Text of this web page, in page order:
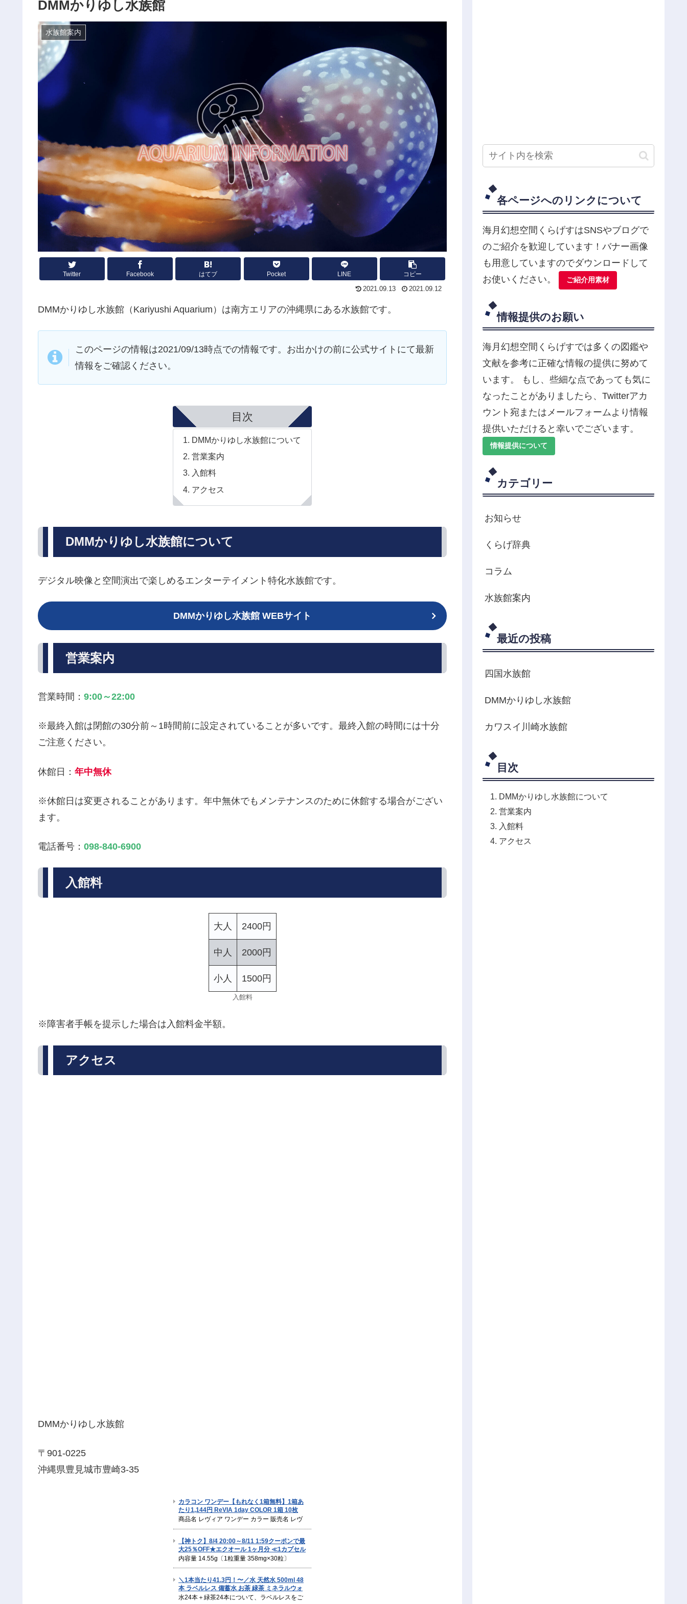
DMMかりゆし水族館
水族館案内
Twitter Facebook はてブ Pocket LINE コピー
2021.09.13 2021.09.12
DMMかりゆし水族館（Kariyushi Aquarium）は南方エリアの沖縄県にある水族館です。
このページの情報は2021/09/13時点での情報です。お出かけの前に公式サイトにて最新
情報をご確認ください。
目次
DMMかりゆし水族館について
営業案内
入館料
アクセス
DMMかりゆし水族館について
デジタル映像と空間演出で楽しめるエンターテイメント特化水族館です。
DMMかりゆし水族館 WEBサイト
営業案内
営業時間： 9:00～22:00
※最終入館は閉館の30分前～1時間前に設定されていることが多いです。最終入館の時間には十分
ご注意ください。
休館日： 年中無休
※休館日は変更されることがあります。年中無休でもメンテナンスのために休館する場合がござい
ます。
電話番号： 098-840-6900
入館料
大人 2400円
中人 2000円
小人 1500円
入館料
※障害者手帳を提示した場合は入館料金半額。
アクセス
DMMかりゆし水族館
〒901-0225
沖縄県豊見城市豊崎3-35
各ページへのリンクについて
海月幻想空間くらげすはSNSやブログで
のご紹介を歓迎しています！バナー画像
も用意していますのでダウンロードして
お使いください。
ご紹介用素材
情報提供のお願い
海月幻想空間くらげすでは多くの図鑑や
文献を参考に正確な情報の提供に努めて
います。 もし、些細な点であっても気に
なったことがありましたら、Twitterアカ
ウント宛またはメールフォームより情報
提供いただけると幸いでございます。
情報提供について
カテゴリー
お知らせ
くらげ辞典
コラム
水族館案内
最近の投稿
四国水族館
DMMかりゆし水族館
カワスイ川崎水族館
目次
DMMかりゆし水族館について
営業案内
入館料
アクセス